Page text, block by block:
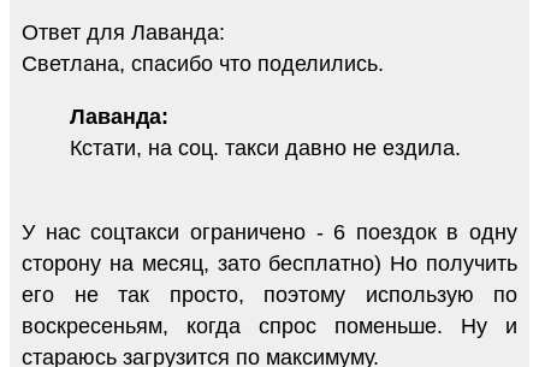
Ответ для Лаванда:
Светлана, спасибо что поделились.
Лаванда:
Кстати, на соц. такси давно не ездила.
У нас соцтакси ограничено - 6 поездок в одну
сторону на месяц, зато бесплатно) Но получить
его не так просто, поэтому использую по
воскресеньям, когда спрос поменьше. Ну и
стараюсь загрузится по максимуму.